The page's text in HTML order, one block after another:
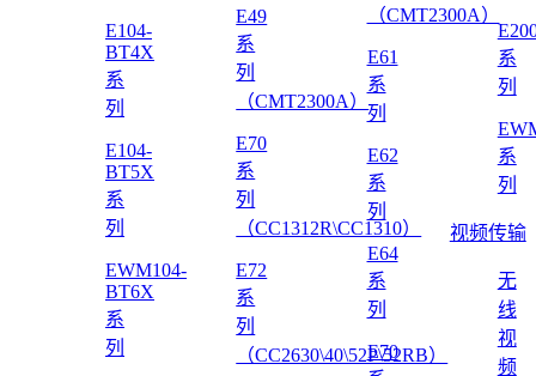
E104-
BT4X
系
列
E104-
BT5X
系
列
EWM104-
BT6X
系
列
E49
系
列
（CMT2300A）
E70
系
列
（CC1312R\CC1310）
E72
系
列
（CC2630\40\52P\52RB）
（CMT2300A）
E61
系
列
E62
系
列
E64
系
列
E70
系
列
系
列
视频传输
无
线
视
频